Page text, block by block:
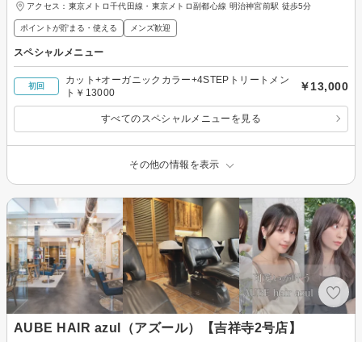
アクセス：東京メトロ千代田線・東京メトロ副都心線 明治神宮前駅 徒歩5分
ポイントが貯まる・使える メンズ歓迎
スペシャルメニュー
初回
カット+オーガニックカラー+4STEPトリートメン
ト￥13000
￥13,000
すべてのスペシャルメニューを見る
その他の情報を表示
AUBE HAIR azul（アズール）【吉祥寺2号店】